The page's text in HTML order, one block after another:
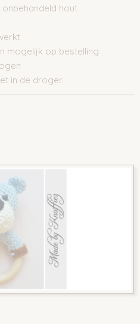
hout
mogelijk op bestelling
in de droger.